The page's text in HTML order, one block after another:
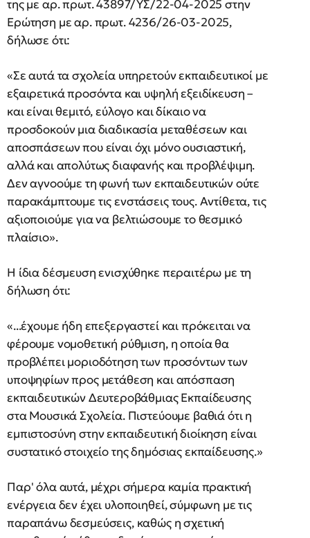
της με αρ. πρωτ. 43897/ΥΣ/22-04-2025 στην
Ερώτηση με αρ. πρωτ. 4236/26-03-2025,
δήλωσε ότι:
«Σε αυτά τα σχολεία υπηρετούν εκπαιδευτικοί με
εξαιρετικά προσόντα και υψηλή εξειδίκευση –
και είναι θεμιτό, εύλογο και δίκαιο να
προσδοκούν μια διαδικασία μεταθέσεων και
αποσπάσεων που είναι όχι μόνο ουσιαστική,
αλλά και απολύτως διαφανής και προβλέψιμη.
Δεν αγνοούμε τη φωνή των εκπαιδευτικών ούτε
παρακάμπτουμε τις ενστάσεις τους. Αντίθετα, τις
αξιοποιούμε για να βελτιώσουμε το θεσμικό
πλαίσιο».
Η ίδια δέσμευση ενισχύθηκε περαιτέρω με τη
δήλωση ότι:
«...έχουμε ήδη επεξεργαστεί και πρόκειται να
φέρουμε νομοθετική ρύθμιση, η οποία θα
προβλέπει μοριοδότηση των προσόντων των
υποψηφίων προς μετάθεση και απόσπαση
εκπαιδευτικών Δευτεροβάθμιας Εκπαίδευσης
στα Μουσικά Σχολεία. Πιστεύουμε βαθιά ότι η
εμπιστοσύνη στην εκπαιδευτική διοίκηση είναι
συστατικό στοιχείο της δημόσιας εκπαίδευσης.»
Παρ' όλα αυτά, μέχρι σήμερα καμία πρακτική
ενέργεια δεν έχει υλοποιηθεί, σύμφωνη με τις
παραπάνω δεσμεύσεις, καθώς η σχετική